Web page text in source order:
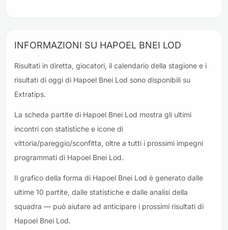
INFORMAZIONI SU HAPOEL BNEI LOD
Risultati in diretta, giocatori, il calendario della stagione e i
risultati di oggi di Hapoel Bnei Lod sono disponibili su
Extratips.
La scheda partite di Hapoel Bnei Lod mostra gli ultimi
incontri con statistiche e icone di
vittoria/pareggio/sconfitta, oltre a tutti i prossimi impegni
programmati di Hapoel Bnei Lod.
Il grafico della forma di Hapoel Bnei Lod è generato dalle
ultime 10 partite, dalle statistiche e dalle analisi della
squadra — può aiutare ad anticipare i prossimi risultati di
Hapoel Bnei Lod.